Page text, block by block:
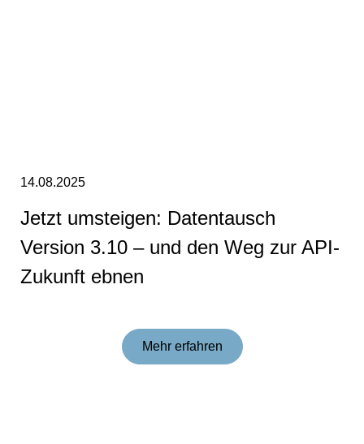
14.08.2025
Jetzt umsteigen: Da­ten­tausch
Version 3.10 – und den Weg zur API-
Zu­kunft ebnen
Mehr erfahren